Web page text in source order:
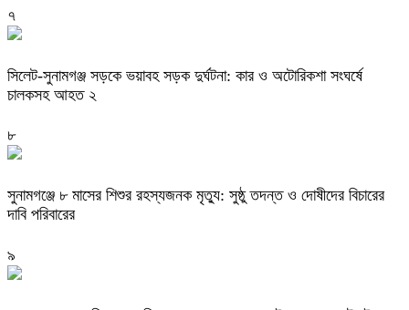
৭
সিলেট-সুনামগঞ্জ সড়কে ভয়াবহ সড়ক দুর্ঘটনা: কার ও অটোরিকশা সংঘর্ষে
চালকসহ আহত ২
৮
সুনামগঞ্জে ৮ মাসের শিশুর রহস্যজনক মৃত্যু: সুষ্ঠু তদন্ত ও দোষীদের বিচারের
দাবি পরিবারের
৯